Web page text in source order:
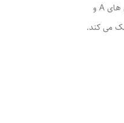
میسلار واتر دافی مدل Oil Control یک محلول پاک کننده روزانه برای پوست چرب و مختلط است که آرایش و آلودگی را به نرمی از سطح پوست برمی دارد. ترکیب هیالورونیک اسید با ویتامین های A و